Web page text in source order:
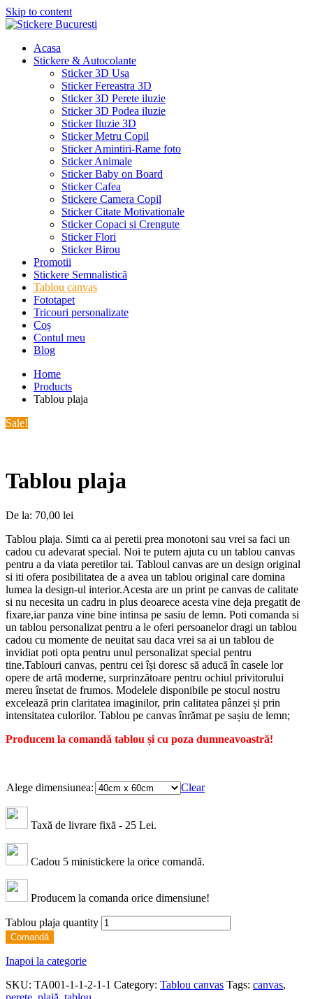
Skip to content
Acasa
Stickere & Autocolante
Sticker 3D Usa
Sticker Fereastra 3D
Sticker 3D Perete iluzie
Sticker 3D Podea iluzie
Sticker Iluzie 3D
Sticker Metru Copil
Sticker Amintiri-Rame foto
Sticker Animale
Sticker Baby on Board
Sticker Cafea
Stickere Camera Copil
Sticker Citate Motivationale
Sticker Copaci si Crengute
Sticker Flori
Sticker Birou
Promotii
Stickere Semnalistică
Tablou canvas
Fototapet
Tricouri personalizate
Coș
Contul meu
Blog
Home
Products
Tablou plaja
Sale!
Tablou plaja
De la: 70,00 lei
Tablou plaja. Simti ca ai peretii prea monotoni sau vrei sa faci un
cadou cu adevarat special. Noi te putem ajuta cu un tablou canvas
pentru a da viata peretilor tai. Tabloul canvas are un design original
si iti ofera posibilitatea de a avea un tablou original care domina
lumea la design-ul interior.Acesta are un print pe canvas de calitate
si nu necesita un cadru in plus deoarece acesta vine deja pregatit de
fixare,iar panza vine bine intinsa pe sasiu de lemn. Poti comanda si
un tablou personalizat pentru a le oferi persoanelor dragi un tablou
cadou cu momente de neuitat sau daca vrei sa ai un tablou de
invidiat poti opta pentru unul personalizat special pentru
tine.Tablouri canvas, pentru cei își doresc să aducă în casele lor
opere de artă moderne, surprinzătoare pentru ochiul privitorului
mereu însetat de frumos. Modelele disponibile pe stocul nostru
excelează prin claritatea imaginilor, prin calitatea pânzei și prin
intensitatea culorilor. Tablou pe canvas înrămat pe sașiu de lemn;
Producem la comandă tablou și cu poza dumneavoastră!
Alege dimensiunea: Clear
Taxă de livrare fixă - 25 Lei.
Cadou 5 ministickere la orice comandă.
Producem la comanda orice dimensiune!
Tablou plaja quantity
Comandă
Inapoi la categorie
SKU: TA001-1-1-2-1-1 Category: Tablou canvas Tags: canvas,